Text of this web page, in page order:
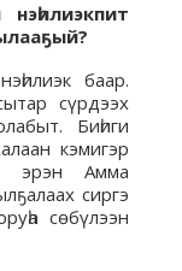
баар.
сүрдээх
Биһиги
кэмигэр
эрэн Амма
сиргэ
сөбүлээн